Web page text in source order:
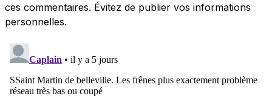
ces commentaires. Évitez de publier vos informations
personnelles.